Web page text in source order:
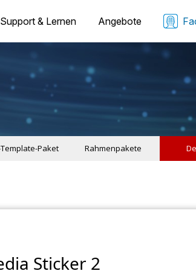
Support & Lernen Angebote
Paket Rahmenpakete
Sticker 2